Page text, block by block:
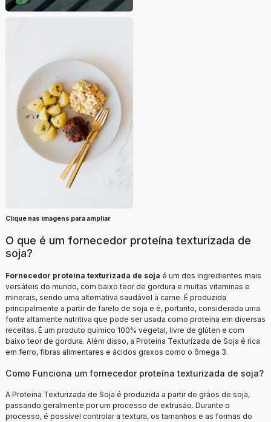
Clique nas imagens para ampliar
O que é um fornecedor proteína texturizada de
soja?
Fornecedor proteína texturizada de soja é um dos ingredientes mais
versáteis do mundo, com baixo teor de gordura e muitas vitaminas e
minerais, sendo uma alternativa saudável à carne. É produzida
principalmente a partir de farelo de soja e é, portanto, considerada uma
fonte altamente nutritiva que pode ser usada como proteína em diversas
receitas. É um produto químico 100% vegetal, livre de glúten e com
baixo teor de gordura. Além disso, a Proteína Texturizada de Soja é rica
em ferro, fibras alimentares e ácidos graxos como o ômega 3.
Como Funciona um fornecedor proteína texturizada de soja?
A Proteína Texturizada de Soja é produzida a partir de grãos de soja,
passando geralmente por um processo de extrusão. Durante o
processo, é possível controlar a textura, os tamanhos e as formas do